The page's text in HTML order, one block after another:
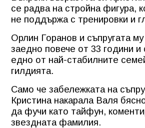
се радва на стройна фигура,
не поддържа с тренировки и
Орлин Горанов и съпругата
заедно повече от 33 години и
едно от най-стабилните
гилдията.
Само че забележката на
Кристина накарала Валя
да фучи като тайфун,
звездната фамилия.